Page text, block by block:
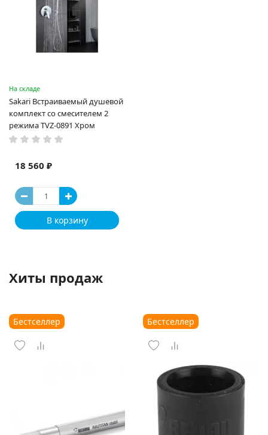
На складе
Sakari Встраиваемый душевой
комплект со смесителем 2
режима TVZ-0891 Хром
18 560 ₽
В корзину
Хиты продаж
Бестселлер Бестселлер